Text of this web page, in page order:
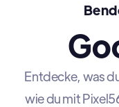
Entdecke, was
wie du mit